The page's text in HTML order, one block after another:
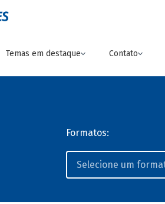
Temas em destaque Contato
Formatos: